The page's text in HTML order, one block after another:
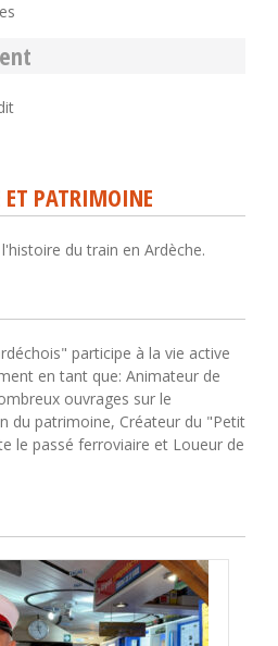
ET PATRIMOINE
du train en Ardèche.
participe à la vie active
en tant que: Animateur de
ouvrages sur le
du patrimoine, Créateur du "Petit
le passé ferroviaire et Loueur de